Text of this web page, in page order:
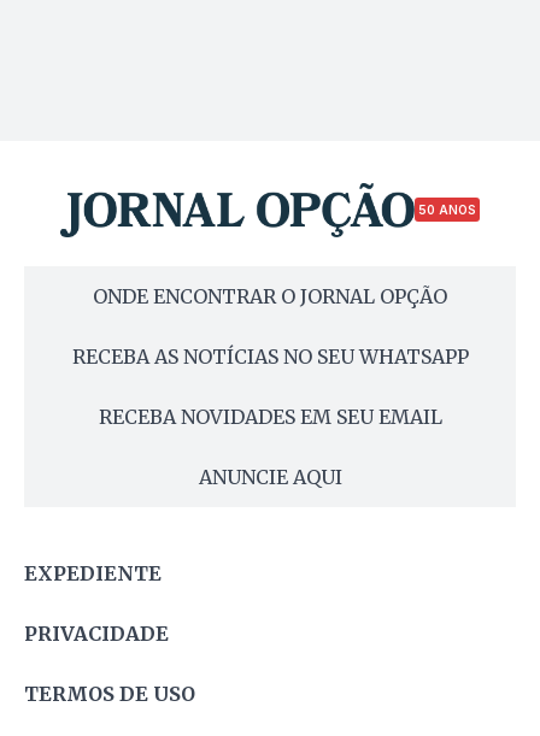
50 ANOS
ONDE ENCONTRAR O JORNAL OPÇÃO
RECEBA AS NOTÍCIAS NO SEU WHATSAPP
RECEBA NOVIDADES EM SEU EMAIL
ANUNCIE AQUI
EXPEDIENTE
PRIVACIDADE
TERMOS DE USO